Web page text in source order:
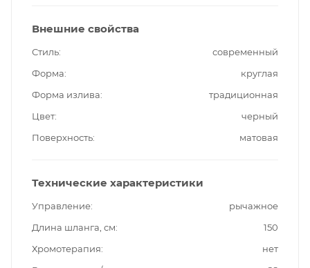
Внешние свойства
Стиль
современный
Форма
круглая
Форма излива
традиционная
Цвет
черный
Поверхность
матовая
Технические характеристики
Управление
рычажное
Длина шланга, см
150
Хромотерапия
нет